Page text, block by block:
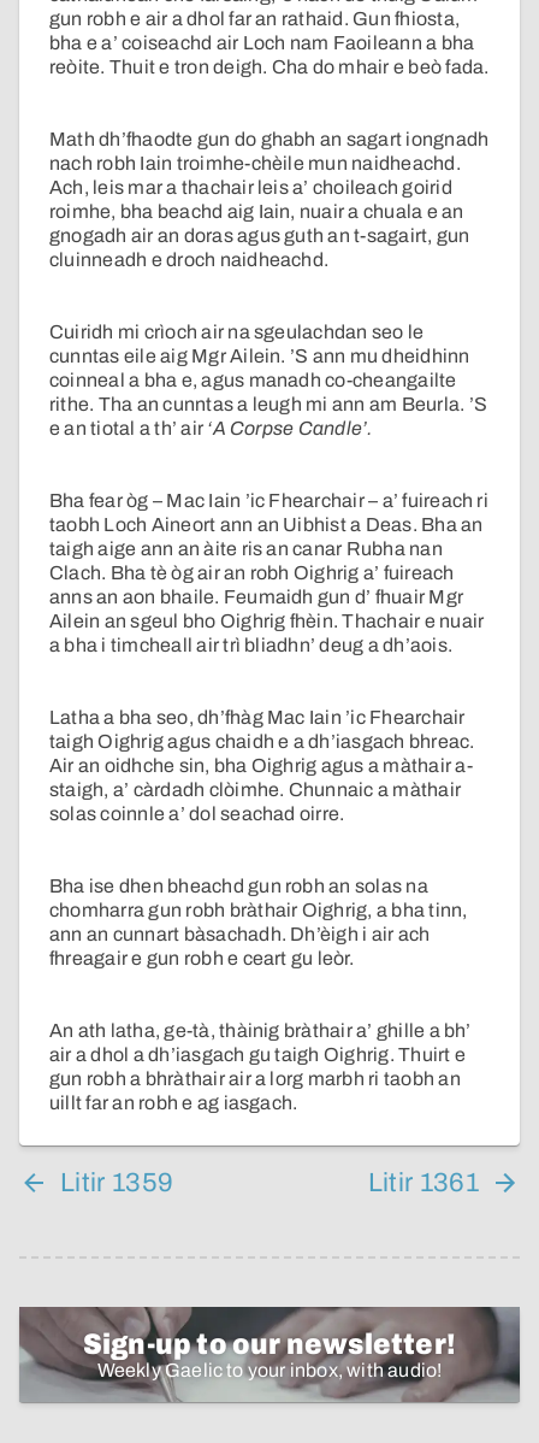
gun robh e air a dhol far an rathaid. Gun fhiosta,
bha e a’ coiseachd air Loch nam Faoileann a bha
reòite. Thuit e tron deigh. Cha do mhair e beò fada.
Math dh’fhaodte gun do ghabh an sagart iongnadh
nach robh Iain troimhe-chèile mun naidheachd.
Ach, leis mar a thachair leis a’ choileach goirid
roimhe, bha beachd aig Iain, nuair a chuala e an
gnogadh air an doras agus guth an t-sagairt, gun
cluinneadh e droch naidheachd.
Cuiridh mi crìoch air na sgeulachdan seo le
cunntas eile aig Mgr Ailein. ’S ann mu dheidhinn
coinneal a bha e, agus manadh co-cheangailte
rithe. Tha an cunntas a leugh mi ann am Beurla. ’S
e an tiotal a th’ air ‘A Corpse Candle’.
Bha fear òg – Mac Iain ’ic Fhearchair – a’ fuireach ri
taobh Loch Aineort ann an Uibhist a Deas. Bha an
taigh aige ann an àite ris an canar Rubha nan
Clach. Bha tè òg air an robh Oighrig a’ fuireach
anns an aon bhaile. Feumaidh gun d’ fhuair Mgr
Ailein an sgeul bho Oighrig fhèin. Thachair e nuair
a bha i timcheall air trì bliadhn’ deug a dh’aois.
Latha a bha seo, dh’fhàg Mac Iain ’ic Fhearchair
taigh Oighrig agus chaidh e a dh’iasgach bhreac.
Air an oidhche sin, bha Oighrig agus a màthair a-
staigh, a’ càrdadh clòimhe. Chunnaic a màthair
solas coinnle a’ dol seachad oirre.
Bha ise dhen bheachd gun robh an solas na
chomharra gun robh bràthair Oighrig, a bha tinn,
ann an cunnart bàsachadh. Dh’èigh i air ach
fhreagair e gun robh e ceart gu leòr.
An ath latha, ge-tà, thàinig bràthair a’ ghille a bh’
air a dhol a dh’iasgach gu taigh Oighrig. Thuirt e
gun robh a bhràthair air a lorg marbh ri taobh an
uillt far an robh e ag iasgach.
Litir 1359 Litir 1361
Sign-up to our newsletter!
Weekly Gaelic to your inbox, with audio!